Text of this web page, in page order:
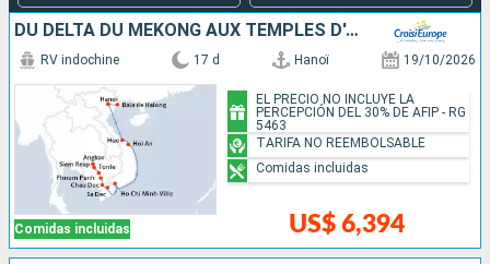
DU DELTA DU MÉKONG AUX TEMPLES D'ANGKOR, LES VILLES IMPÉRIALES, HANOÏ ET LA BAIE D'ALONG (FORMULE PORT/PORT)
Comidas incluidas
RV indochine 17 d Hanoï 19/10/2026
US$ 6,394
EL PRECIO NO INCLUYE LA
PERCEPCIÓN DEL 30% DE AFIP - RG
5463
TARIFA NO REEMBOLSABLE
Comidas incluidas